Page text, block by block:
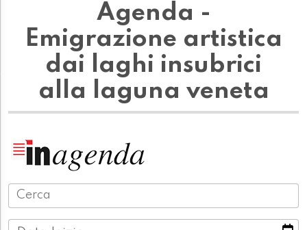
Agenda -
Emigrazione artistica
dai laghi insubrici
alla laguna veneta